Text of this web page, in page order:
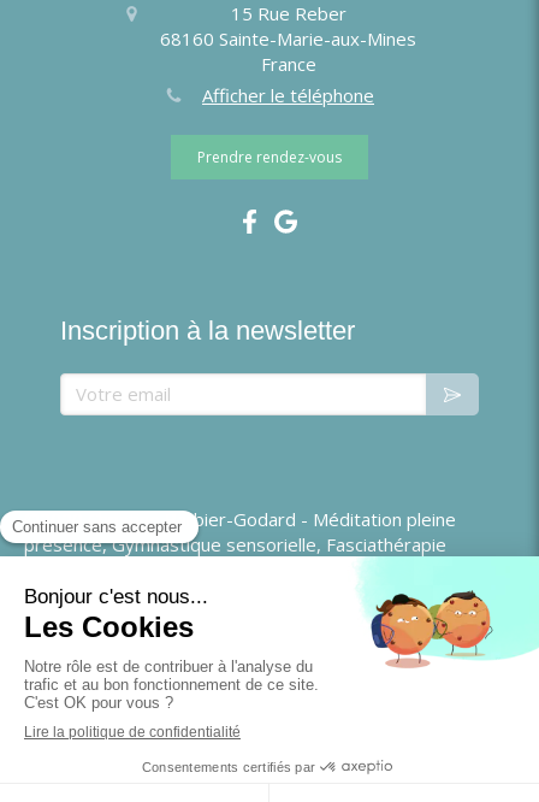
15 Rue Reber
68160 Sainte-Marie-aux-Mines
France
Afficher le téléphone
Prendre rendez-vous
Inscription à la newsletter
Votre email
©2020 Christine Barbier-Godard - Méditation pleine
présence, Gymnastique sensorielle, Fasciathérapie
Mentions légales
CGU
Création et référencement du site par Simplébo